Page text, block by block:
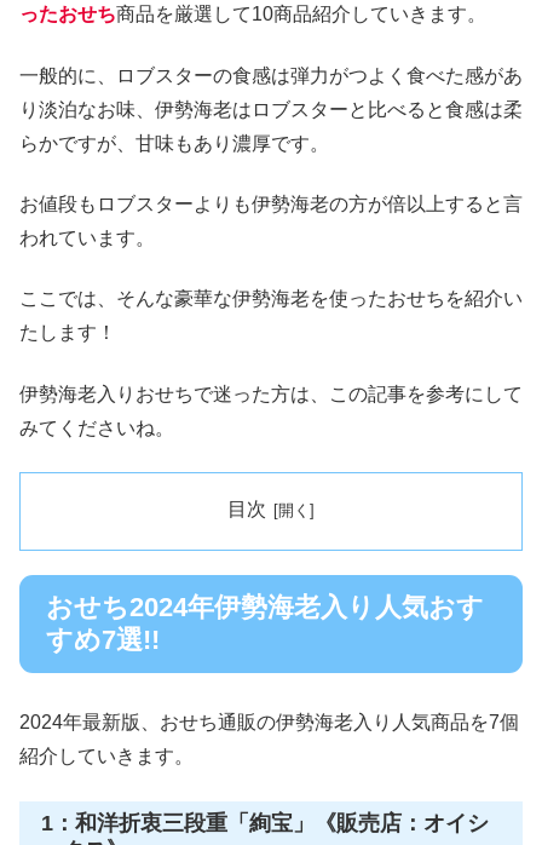
ったおせち商品を厳選して10商品紹介していきます。
一般的に、ロブスターの食感は弾力がつよく食べた感があ
り淡泊なお味、伊勢海老はロブスターと比べると食感は柔
らかですが、甘味もあり濃厚です。
お値段もロブスターよりも伊勢海老の方が倍以上すると言
われています。
ここでは、そんな豪華な伊勢海老を使ったおせちを紹介い
たします！
伊勢海老入りおせちで迷った方は、この記事を参考にして
みてくださいね。
目次
おせち2024年伊勢海老入り人気おす
すめ7選!!
2024年最新版、おせち通販の伊勢海老入り人気商品を7個
紹介していきます。
1：和洋折衷三段重「絢宝」《販売店：オイシ